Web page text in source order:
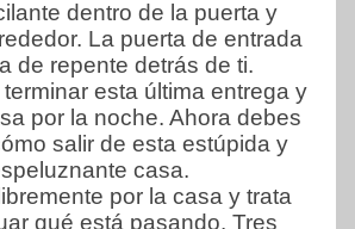
dentro de la puerta y
La puerta de entrada
de repente detrás de ti.
esta última entrega y
por la noche. Ahora debes
salir de esta estúpida y
casa.
por la casa y trata
qué está pasando. Tres